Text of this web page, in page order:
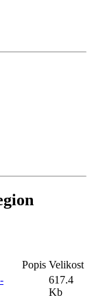
Popis Velikost
617.4
Kb